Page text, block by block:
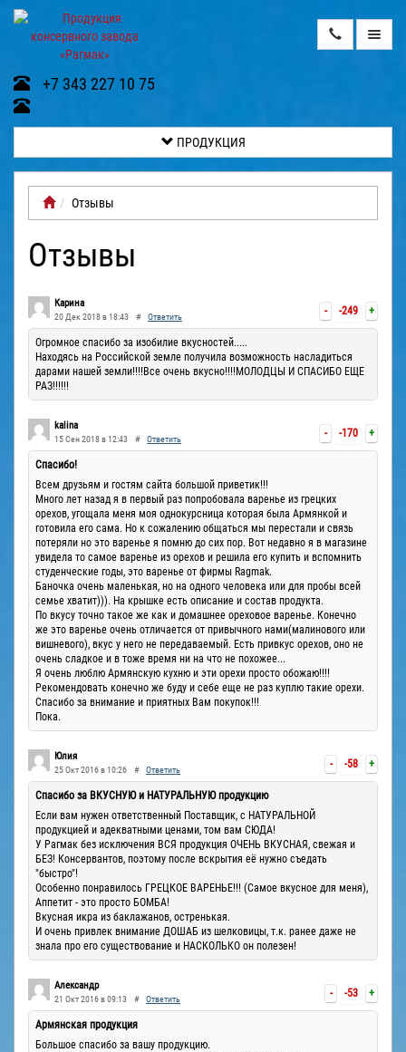
+7 343 227 10 75
ВИДЕОГАЛЕРЕЯ
КОНТАКТЫ
ДОСТАВКА
ГАЛЕРЕЯ
ОТЗЫВЫ
ПРОДУКЦИЯ
Отзывы
Отзывы
- -249 +
Карина
20 Дек 2018 в 18:43 # Ответить
Огромное спасибо за изобилие вкусностей.....
Находясь на Российской земле получила возможность насладиться
дарами нашей земли!!!!Все очень вкусно!!!!МОЛОДЦЫ И СПАСИБО ЕЩЕ
РАЗ!!!!!!
- -170 +
kalina
15 Сен 2018 в 12:43 # Ответить
Спасибо!
Всем друзьям и гостям сайта большой приветик!!!
Много лет назад я в первый раз попробовала варенье из грецких
орехов, угощала меня моя однокурсница которая была Армянкой и
готовила его сама. Но к сожалению общаться мы перестали и связь
потеряли но это варенье я помню до сих пор. Вот недавно я в магазине
увидела то самое варенье из орехов и решила его купить и вспомнить
студенческие годы, это варенье от фирмы Ragmak.
Баночка очень маленькая, но на одного человека или для пробы всей
семье хватит))). На крышке есть описание и состав продукта.
По вкусу точно такое же как и домашнее ореховое варенье. Конечно
же это варенье очень отличается от привычного нами(малинового или
вишневого), вкус у него не передаваемый. Есть привкус орехов, оно не
очень сладкое и в тоже время ни на что не похожее...
Я очень люблю Армянскую кухню и эти орехи просто обожаю!!!!
Рекомендовать конечно же буду и себе еще не раз куплю такие орехи.
Спасибо за внимание и приятных Вам покупок!!!
Пока.
- -58 +
Юлия
25 Окт 2016 в 10:26 # Ответить
Спасибо за ВКУСНУЮ и НАТУРАЛЬНУЮ продукцию
Если вам нужен ответственный Поставщик, с НАТУРАЛЬНОЙ
продукцией и адекватными ценами, том вам СЮДА!
У Рагмак без исключения ВСЯ продукция ОЧЕНЬ ВКУСНАЯ, свежая и
БЕЗ! Консервантов, поэтому после вскрытия её нужно съедать
"быстро"!
Особенно понравилось ГРЕЦКОЕ ВАРЕНЬЕ!!! (Самое вкусное для меня),
Аппетит - это просто БОМБА!
Вкусная икра из баклажанов, остренькая.
И очень привлек внимание ДОШАБ из шелковицы, т.к. ранее даже не
знала про его существование и НАСКОЛЬКО он полезен!
- -53 +
Александр
21 Окт 2016 в 09:13 # Ответить
Армянская продукция
Большое спасибо за вашу продукцию.